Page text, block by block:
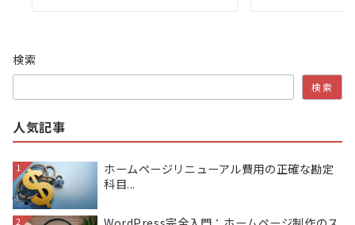
検索
検索
人気記事
1
ホームページリニューアル費用の正確な勘定
科目...
2